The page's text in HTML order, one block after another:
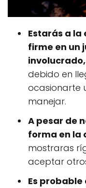
Estarás a la
firme en un
involucrado,
debido en
ocasionarte
manejar.
A pesar de
forma en la
mostraras
aceptar
Es